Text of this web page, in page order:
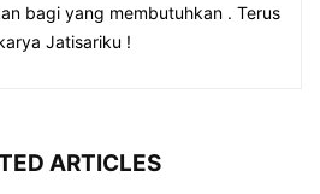
bagi yang membutuhkan . Terus
Jatisariku !
ARTICLES